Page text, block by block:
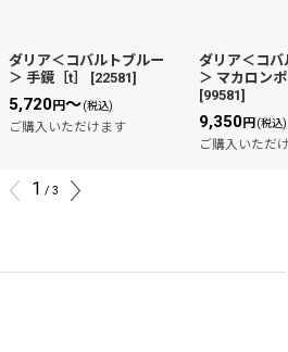
ダリア＜コバルトブルー
＞ 手鏡［t］
[22581]
5,720円～(税込)
ご購入いただけます
ダリア＜コバ
＞ マカロン
[99581]
9,350円(税込)
ご購入いただ
1 / 3